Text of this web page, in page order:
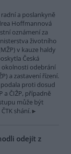
a poslankyně
Hoffmannová
oznámení za
životního
v kauze haldy
Česká
okolnosti odebrání
a zastavení řízení.
proti dosud
a ČIŽP, případně
může být
shání.
odejít z